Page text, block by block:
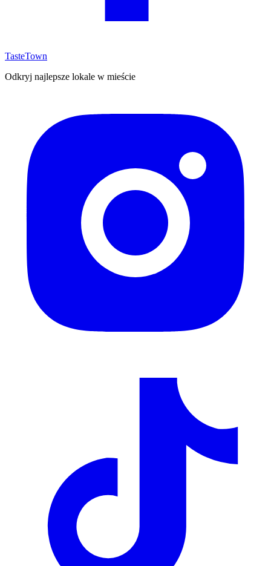
TasteTown
Odkryj najlepsze lokale w mieście